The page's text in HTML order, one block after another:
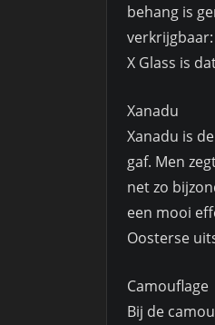
behang is
X Glass is
Xanadu
Xanadu is
gaf. Men
net zo
een mooi
Oosterse
Camouflage
Bij de